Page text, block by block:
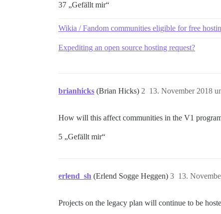
37 „Gefällt mir“
Wikia / Fandom communities eligible for free
Expediting an open source hosting request?
brianhicks (Brian Hicks) 13. November 2018
2
How will this affect communities in the V1
5 „Gefällt mir“
erlend_sh (Erlend Sogge Heggen) 13.
3
Projects on the legacy plan will continue to be